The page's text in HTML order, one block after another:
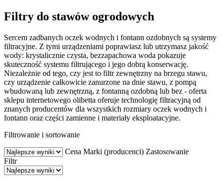
Filtry do stawów ogrodowych
Sercem zadbanych oczek wodnych i fontann ozdobnych są systemy
filtracyjne. Z tymi urządzeniami poprawiasz lub utrzymasz jakość
wody: krystalicznie czysta, bezzapachowa woda pokazuje
skuteczność systemu filtrującego i jego dobrą konserwację.
Niezależnie od tego, czy jest to filtr zewnętrzny na brzegu stawu,
czy urządzenie całkowicie zanurzone na dnie stawu, z pompą
wbudowaną lub zewnętrzną, z fontanną ozdobną lub bez - oferta
sklepu internetowego olibetta oferuje technologię filtracyjną od
znanych producentów dla wszystkich rozmiary oczek wodnych i
fontann oraz części zamienne i materiały eksploatacyjne.
Filtrowanie i sortowanie
Cena Marki (producenci) Zastosowanie
Filtr